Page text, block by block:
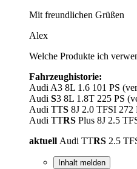
Mit freundlichen Grüßen
Alex
Welche Produkte ich
Fahrzeughistorie:
Audi A3 8L 1.6 101 PS
Audi S3 8L 1.8T 225 PS
Audi TTS 8J 2.0 TFSI 272
Audi TTRS Plus 8J 2.5
aktuell Audi TTRS 2.5
Inhalt melden